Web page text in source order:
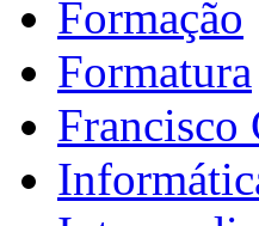
Formação
Formatura
Francisco